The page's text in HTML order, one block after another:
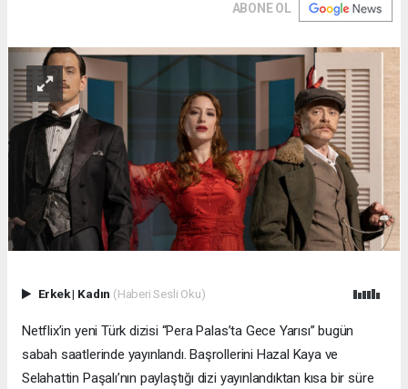
ABONE OL
Erkek| Kadın (Haberi Sesli Oku)
Netflix’in yeni Türk dizisi “Pera Palas’ta Gece Yarısı” bugün
sabah saatlerinde yayınlandı. Başrollerini Hazal Kaya ve
Selahattin Paşalı’nın paylaştığı dizi yayınlandıktan kısa bir süre